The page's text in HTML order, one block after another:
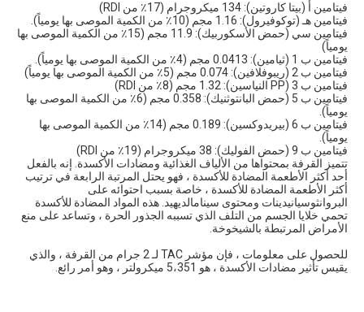
فيتامين أ (بيتا كاروتين): 134 ميكروجرام (17٪ من RDI)
فيتامين هـ (توكوفيرول): 1.16 مجم (10٪ من الكمية الموصى بها يومياً).
فيتامين سي (حمض الأسكوربيك): 11.9 مجم (15٪ من الكمية الموصى بها
يومياً)
فيتامين ب 1 (ثيامين): 0.0413 مجم (4٪ من الكمية الموصى بها يومياً).
فيتامين ب 2 (ريبوفلافين): 0.074 مجم (5٪ من الكمية الموصى بها يومياً)
فيتامين ب 3 (PP النياسين): 1.32 مجم (8٪ من RDI)
فيتامين ب 5 (حمض البانتوثنيك): 0.358 مجم (6٪ من الكمية الموصى بها
يومياً).
فيتامين ب 6 (بيريدوكسين): 0.189 مجم (14٪ من الكمية الموصى بها
يومياً).
فيتامين ب 9 (حمض الفوليك): 38 ميكروجرام (19٪ من RDI)
تتميز القرفة بمحتواها من الألياف الغذائية ومضادات الأكسدة. إنه بالفعل
أحد أكثر الأطعمة المضادة للأكسدة ، فهو يحتل المرتبة الرابعة في ترتيب
أكثر الأطعمة المضادة للأكسدة ، خاصة بسبب احتوائه على
البروانثوسيانيدينات ومحتوى سينامالديهيد. هذه المواد المضادة للأكسدة
تحمي خلايا الجسم من التلف الذي تسببه الجذور الحرة ، وتساعد على منع
الأمراض المرتبطة بالشيخوخة.
للحصول على معلومات ، فإن مؤشر TAC لـ 2 جرام من القرفة ، والذي
يقيس تأثير مضادات الأكسدة ، هو 5،351 ميكرولتر ، وهو أمر رائع.